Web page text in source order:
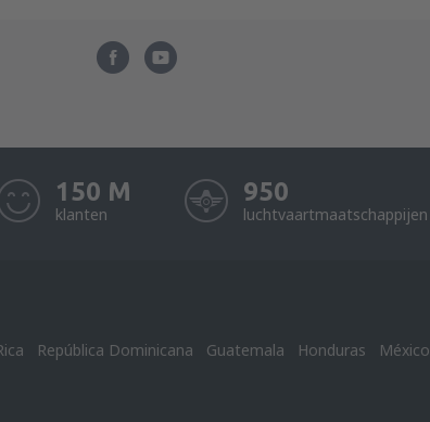
150 M
klanten
950
luchtvaartmaatschappijen
República Dominicana Guatemala Honduras México